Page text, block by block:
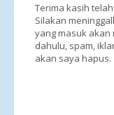
Terima kasih
Silakan
yang masuk
dahulu, spam,
akan saya hapus.